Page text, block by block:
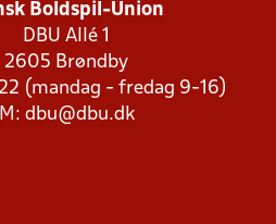
Boldspil-Union
DBU Allé 1
2605 Brøndby
(mandag - fredag 9-16)
M: dbu@dbu.dk